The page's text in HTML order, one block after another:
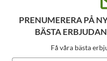
PRENUMERERA PÅ
BÄSTA
Få våra bästa